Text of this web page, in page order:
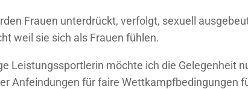
Frauen unterdrückt, verfolgt, sexuell
weil sie sich als Frauen fühlen.
Leistungssportlerin möchte ich die Gelegenheit
Anfeindungen für faire Wettkampfbedingungen